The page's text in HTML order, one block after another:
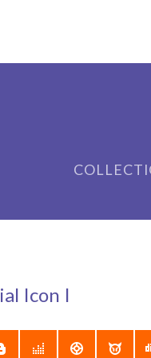
Icon I